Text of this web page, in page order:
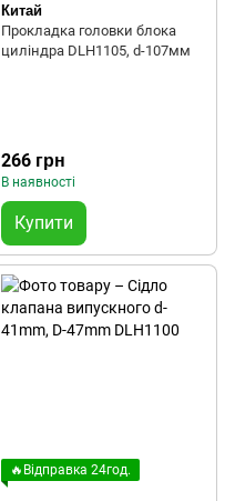
Китай
Прокладка головки блока
циліндра DLH1105, d-107мм
266 грн
В наявності
Купити
🔥Відправка 24год.